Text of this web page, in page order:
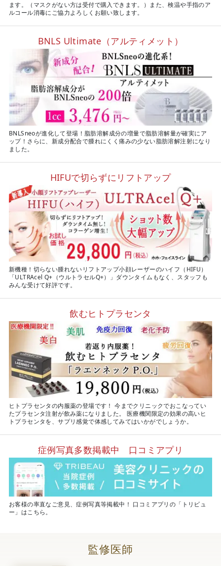
ます。（マスクがない方は受付で購入できます。）また、検温や手指のア
ルコール消毒にご協力よろしくお願い致します。
BNLS Ultimate（アルティメット）
BNLSneoが進化して登場！脂肪溶解成分の増量で脂肪溶解量が確実にア
ップ！さらに、新成分配合で腫れにくく痛みの少ない脂肪溶解注射になり
ました。
HIFUで切らずにリフトアップ
新機種！切らない腫れないリフトアップ小顔レーザーのハイフ（HIFU）
「ULTRAcel Q+（ウルトラセルQ+）」ダウンタイムもなく、スタッフも
みんな受けて好評です。
飲むヒトプラセンタ
ヒトプラセンタの内服薬の登場です！ 今までクリニックでおこなってい
たプラセンタ注射が飲み薬になりました。 医療機関限定の効果の高いヒ
トプラセンタを、サプリ感覚で体感してみてはいかがでしょうか。
症例写真多数掲載中 口コミアプリ
お客様の率直なご意見、症例写真等掲載中！ 口コミアプリの「トリビュ
ー」はこちら。
監修医師